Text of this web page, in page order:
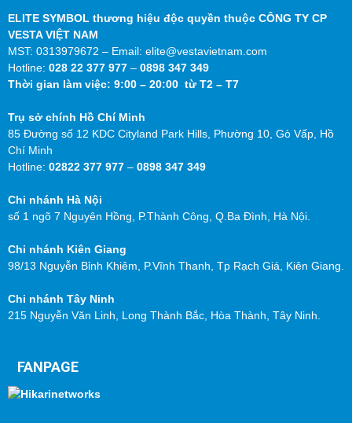
ELITE SYMBOL thương hiệu độc quyền thuộc CÔNG TY CP
VESTA VIỆT NAM
MST: 0313979672 – Email: elite@vestavietnam.com
Hotline: 028 22 377 977 – 0898 347 349
Thời gian làm việc: 9:00 – 20:00 từ T2 – T7
Trụ sở chính Hồ Chí Minh
85 Đường số 12 KDC Cityland Park Hills, Phường 10, Gò Vấp, Hồ
Chí Minh
Hotline: 02822 377 977 – 0898 347 349
Chi nhánh Hà Nội
số 1 ngõ 7 Nguyên Hồng, P.Thành Công, Q.Ba Đình, Hà Nội.
Chi nhánh Kiên Giang
98/13 Nguyễn Bỉnh Khiêm, P.Vĩnh Thanh, Tp Rạch Giá, Kiên Giang.
Chi nhánh Tây Ninh
215 Nguyễn Văn Linh, Long Thành Bắc, Hòa Thành, Tây Ninh.
FANPAGE